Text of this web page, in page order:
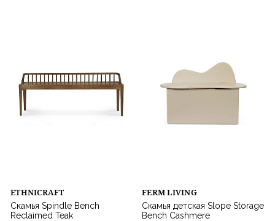
ETHNICRAFT
Скамья Spindle Bench
Reclaimed Teak
FERM LIVING
Скамья детская Slope Storage
Bench Cashmere